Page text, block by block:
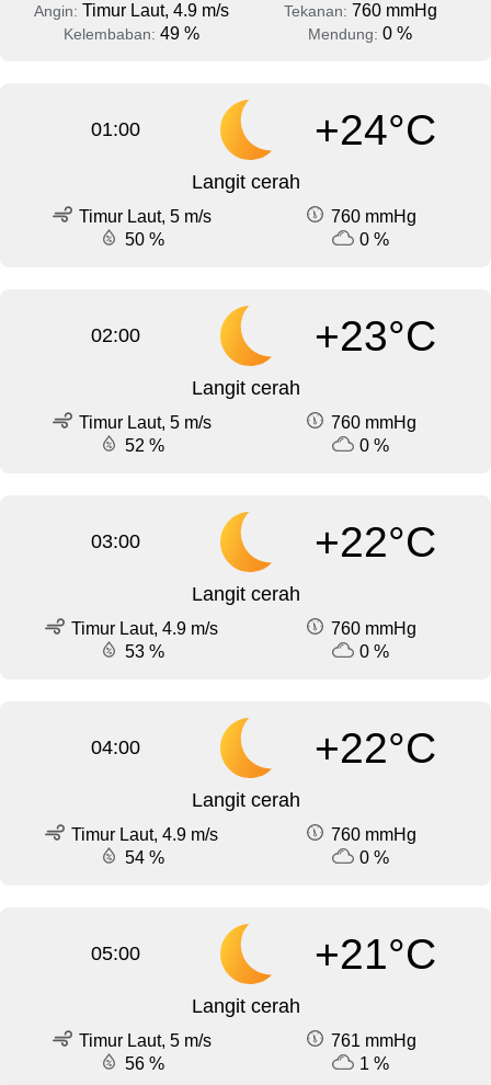
Angin: Timur Laut, 4.9 m/s Tekanan: 760 mmHg
Kelembaban: 49 % Mendung: 0 %
01:00 +24°C
Langit cerah
Timur Laut, 5 m/s
760 mmHg
50 %
0 %
02:00 +23°C
Langit cerah
Timur Laut, 5 m/s
760 mmHg
52 %
0 %
03:00 +22°C
Langit cerah
Timur Laut, 4.9 m/s
760 mmHg
53 %
0 %
04:00 +22°C
Langit cerah
Timur Laut, 4.9 m/s
760 mmHg
54 %
0 %
05:00 +21°C
Langit cerah
Timur Laut, 5 m/s
761 mmHg
56 %
1 %